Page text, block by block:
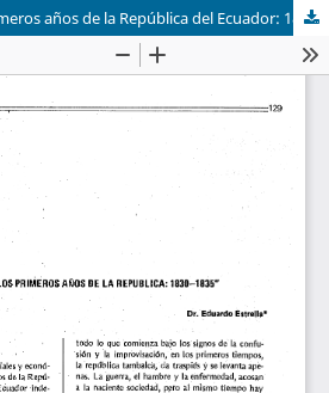
La Medicina en los primeros años de la República del Ecuador: 1830-1835